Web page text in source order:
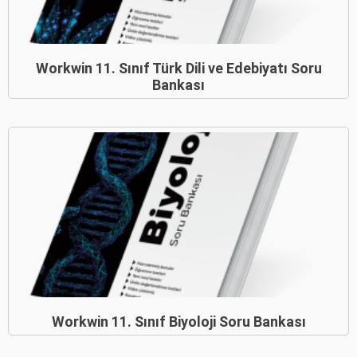
Workwin 11. Sınıf Türk Dili ve Edebiyatı Soru
Bankası
Workwin 11. Sınıf Biyoloji Soru Bankası